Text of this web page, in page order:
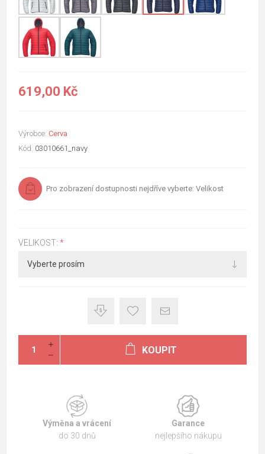
619,00 Kč
Výrobce: Cerva
Kód: 03010661_navy
Pro zobrazení dostupnosti nejdříve vyberte: Velikost
VELIKOST: *
KOUPIT
Výměna a vrácení
do 30 dnů
Garance
nejlepšího nákupu